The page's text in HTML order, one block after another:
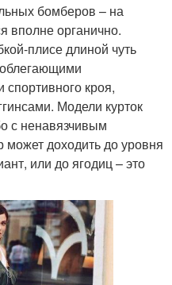
бомберов – на
вполне органично.
плисе длиной чуть
кроя,
Модели курток
с ненавязчивым
доходить до уровня
или до ягодиц – это